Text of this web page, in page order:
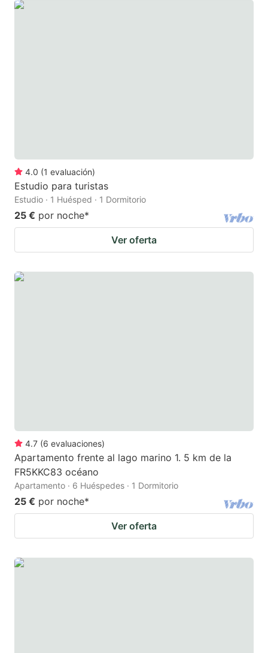
4.0 (1 evaluación)
Estudio para turistas
Estudio · 1 Huésped · 1 Dormitorio
25 € por noche*
Ver oferta
4.7 (6 evaluaciones)
Apartamento frente al lago marino 1. 5 km de la
FR5KKC83 océano
Apartamento · 6 Huéspedes · 1 Dormitorio
25 € por noche*
Ver oferta